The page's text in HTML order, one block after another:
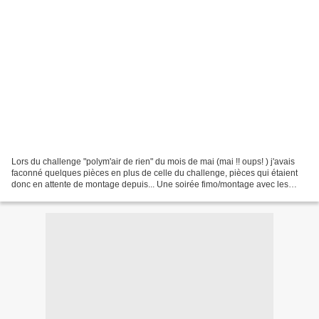
Lors du challenge "polym'air de rien" du mois de mai (mai !! oups! ) j'avais
faconné quelques pièces en plus de celle du challenge, pièces qui étaient
donc en attente de montage depuis... Une soirée fimo/montage avec les